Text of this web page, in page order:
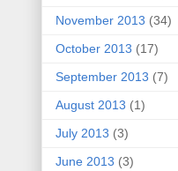
November 2013 (34)
October 2013 (17)
September 2013 (7)
August 2013 (1)
July 2013 (3)
June 2013 (3)